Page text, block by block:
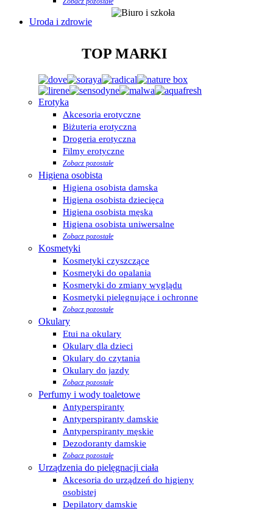
Uroda i zdrowie
TOP MARKI
Erotyka
Akcesoria erotyczne
Biżuteria erotyczna
Drogeria erotyczna
Filmy erotyczne
Zobacz pozostałe
Higiena osobista
Higiena osobista damska
Higiena osobista dziecięca
Higiena osobista męska
Higiena osobista uniwersalne
Zobacz pozostałe
Kosmetyki
Kosmetyki czyszczące
Kosmetyki do opalania
Kosmetyki do zmiany wyglądu
Kosmetyki pielęgnujące i ochronne
Zobacz pozostałe
Okulary
Etui na okulary
Okulary dla dzieci
Okulary do czytania
Okulary do jazdy
Zobacz pozostałe
Perfumy i wody toaletowe
Antyperspiranty
Antyperspiranty damskie
Antyperspiranty męskie
Dezodoranty damskie
Zobacz pozostałe
Urządzenia do pielęgnacji ciała
Akcesoria do urządzeń do higieny
osobistej
Depilatory damskie